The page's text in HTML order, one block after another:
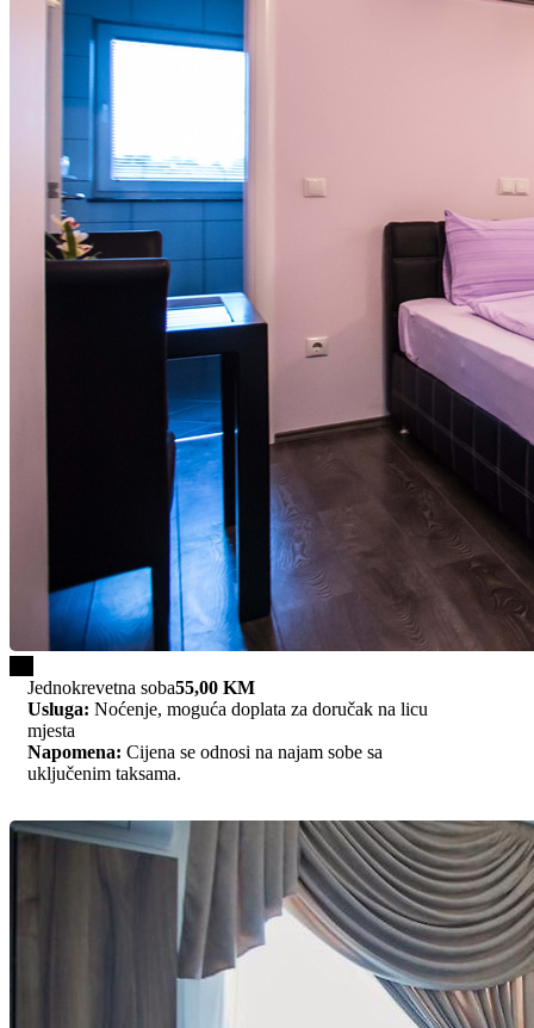
Jednokrevetna soba55,00 KM
Usluga: Noćenje, moguća doplata za doručak na licu
mjesta
Napomena: Cijena se odnosi na najam sobe sa
uključenim taksama.